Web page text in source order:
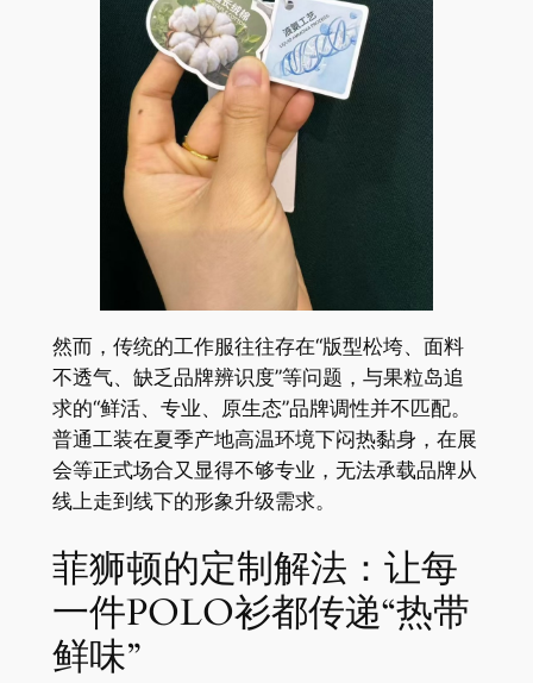
然而，传统的工作服往往存在“版型松垮、面料
不透气、缺乏品牌辨识度”等问题，与果粒岛追
求的“鲜活、专业、原生态”品牌调性并不匹配。
普通工装在夏季产地高温环境下闷热黏身，在展
会等正式场合又显得不够专业，无法承载品牌从
线上走到线下的形象升级需求。
菲狮顿的定制解法：让每
一件POLO衫都传递“热带
鲜味”